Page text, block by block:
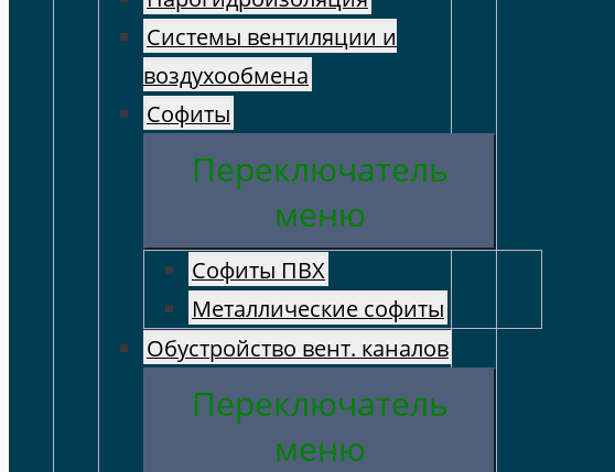
Системы вентиляции и
воздухообмена
Софиты
Переключатель
меню
Софиты ПВХ
Металлические софиты
Обустройство вент. каналов
Переключатель
меню